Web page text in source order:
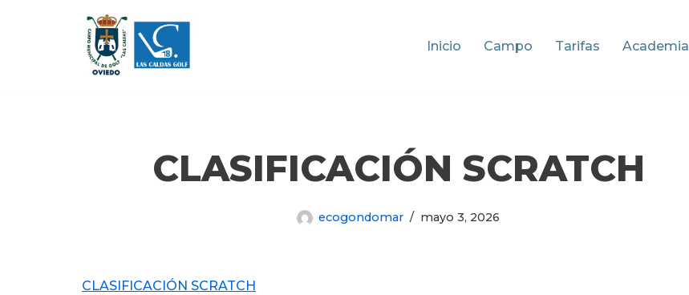
Inicio Campo Tarifas Academia
CLASIFICACIÓN SCRATCH
ecogondomar mayo 3, 2026
CLASIFICACIÓN SCRATCH